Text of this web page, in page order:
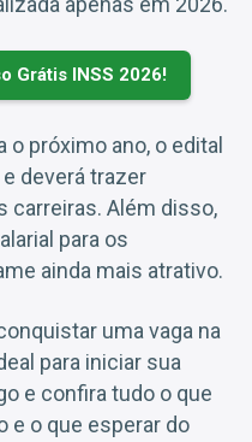
Grátis INSS 2026!
próximo ano, o edital
deverá trazer
carreiras. Além disso,
para os
ainda mais atrativo.
uma vaga na
para iniciar sua
e confira tudo o que
e o que esperar do